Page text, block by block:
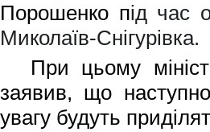
Порошенко під час
Миколаїв-Снігурівка.
При цьому
заявив, що
увагу будуть